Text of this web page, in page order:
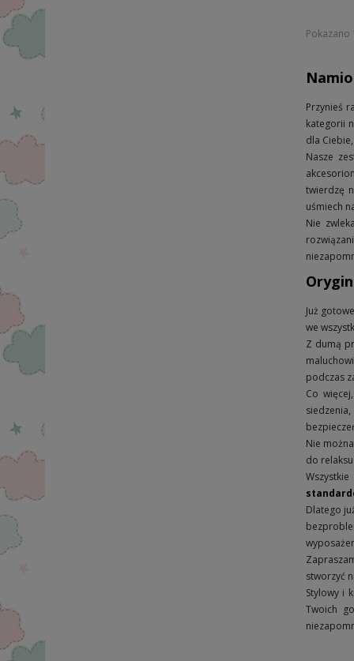
Pokazano
Przynieś
kategorii
dla
Nasze
twierdzę
uśmiech
Nie
Już
we
Z dumą
podczas
Co
Nie
do
Dlatego
stworzyć
Stylowy i
Twoich